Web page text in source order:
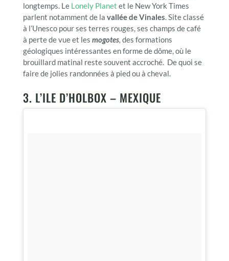
longtemps. LeLonely Planet et le New York Times
parlent notamment de la vallée de Vinales. Site classé
à l’Unesco pour ses terres rouges, ses champs de café
à perte de vue et les mogotes, des formations
géologiques intéressantes en forme de dôme, où le
brouillard matinal reste souvent accroché. De quoi se
faire de jolies randonnées à pied ou à cheval.
3. L’ILE D’HOLBOX – MEXIQUE